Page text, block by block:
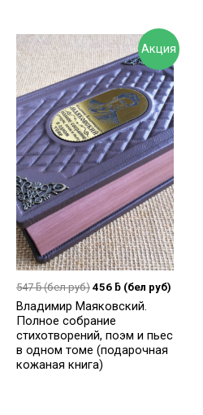
Акция
547ƃ(бел руб) 456 ƃ (бел руб)
Владимир Маяковский.
Полное собрание
стихотворений, поэм и пьес
в одном томе (подарочная
кожаная книга)